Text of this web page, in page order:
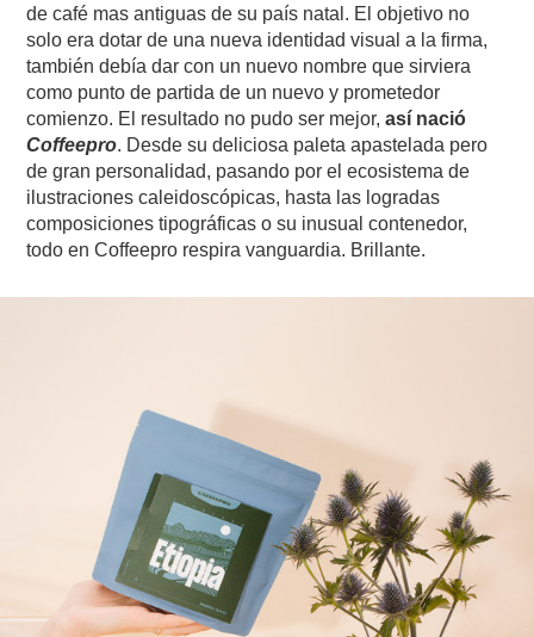
de café mas antiguas de su país natal. El objetivo no
solo era dotar de una nueva identidad visual a la firma,
también debía dar con un nuevo nombre que sirviera
como punto de partida de un nuevo y prometedor
comienzo. El resultado no pudo ser mejor,así nació
Coffeepro. Desde su deliciosa paleta apastelada pero
de gran personalidad, pasando por el ecosistema de
ilustraciones caleidoscópicas, hasta las logradas
composiciones tipográficas o su inusual contenedor,
todo en Coffeepro respira vanguardia. Brillante.